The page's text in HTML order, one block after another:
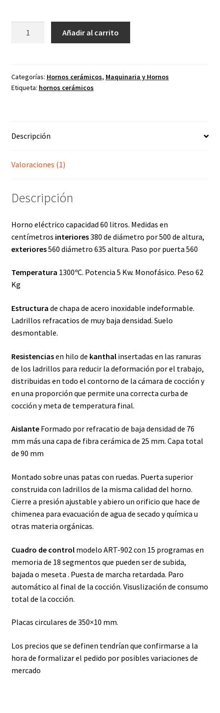
litros
cantidad
Añadir al carrito
Categorías: Hornos cerámicos, Maquinaria y Hornos
Etiqueta: hornos cerámicos
Descripción
Valoraciones (1)
Descripción
Horno eléctrico capacidad 60 litros. Medidas en
centímetros interiores380 de diámetro por 500 de altura,
exteriores560 diámetro 635 altura. Paso por puerta 560
Temperatura 1300ºC. Potencia 5 Kw. Monofásico. Peso 62
Kg
Estructura de chapa de acero inoxidable indeformable.
Ladrillos refracatios de muy baja densidad. Suelo
desmontable.
Resistenciasen hilo de kanthal insertadas en las ranuras
de los ladrillos para reducir la deformación por el trabajo,
distribuidas en todo el contorno de la cámara de cocción y
en una proporción que permite una correcta curba de
cocción y meta de temperatura final.
AislanteFormado por refracatio de baja densidad de 76
mm más una capa de fibra cerámica de 25 mm. Capa total
de 90 mm
Montado sobre unas patas con ruedas. Puerta superior
construida con ladrillos de la misma calidad del horno.
Cierre a presión ajustable y abiero un orificio que hace de
chimenea para evacuación de agua de secado y química u
otras materia orgánicas.
Cuadro de control modelo ART-902 con 15 programas en
memoria de 18 segmentos que pueden ser de subida,
bajada o meseta . Puesta de marcha retardada. Paro
automático al final de la cocción. Visuslización de consumo
total de la cocción.
Placas circulares de 350×10 mm.
Los precios que se definen tendrían que confirmarse a la
hora de formalizar el pedido por posibles variaciones de
mercado